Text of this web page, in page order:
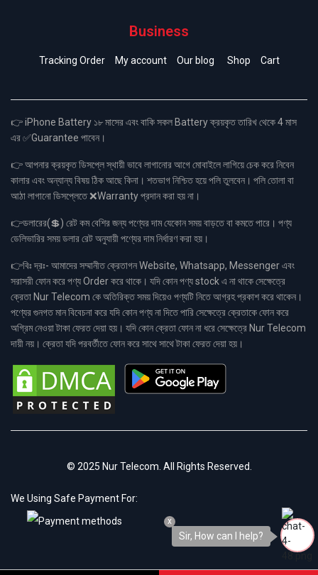
Business
Tracking Order My account Our blog Shop Cart
👉 iPhone Battery ১৮ মাসের এবং বাকি সকল Battery ক্রয়কৃত তারিখ থেকে 4 মাস
এর ✅Guarantee পাবেন।
👉 আপনার ক্রয়কৃত ডিসপ্লে স্থায়ী ভাবে লাগানোর আগে মোবাইলে লাগিয়ে চেক করে নিবেন
কালার এবং অন্যান্য বিষয় ঠিক আছে কিনা। শতভাগ নিশ্চিত হয়ে পলি তুলবেন। পলি তোলা বা
আঠা লাগানো ডিসপ্লেতে ❌Warranty প্রদান করা হয় না।
👉ডলারের(💲) রেট কম বেশির জন্য পণ্যের দাম যেকোন সময় বাড়তে বা কমতে পারে। পণ্য
ডেলিভারির সময় ডলার রেট অনুযায়ী পণ্যের দাম নির্ধারণ করা হয়।
👉বিঃ দ্রঃ- আমাদের সম্মানীত ক্রেতাগন Website, Whatsapp, Messenger এবং
সরাসরী ফোন করে পণ্য Order করে থাকে। যদি কোন পণ্য stock এ না থাকে সেক্ষেত্রে
ক্রেতা Nur Telecom কে অতিরিক্ত সময় দিয়েও পণ্যটি নিতে আগ্রহ প্রকাশ করে থাকেন।
পণ্যের গুনগত মান বিবেচনা করে যদি কোন পণ্য না দিতে পারি সেক্ষেত্রে ক্রেতাকে ফোন করে
অগ্রিম নেওয়া টাকা ফেরত দেয়া হয়। যদি কোন ক্রেতা ফোন না ধরে সেক্ষেত্রে Nur Telecom
দায়ী নয়। ক্রেতা যদি পরবর্তীতে ফোন করে সাথে সাথে টাকা ফেরত দেয়া হয়।
© 2025 Nur Telecom. All Rights Reserved.
We Using Safe Payment For:
Sir, How can I help?
x